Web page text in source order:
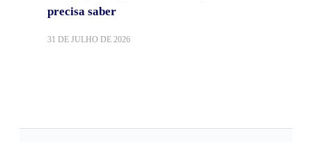
precisa saber
31 DE JULHO DE 2026